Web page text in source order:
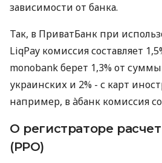
зависимости от банка.
Так, в ПриватБанк при
LiqPay комиссия составляет
monobank берет 1,3% от
украинских и 2% - с карт
например, в àбанк комиссия
О регистраторе
(РРО)